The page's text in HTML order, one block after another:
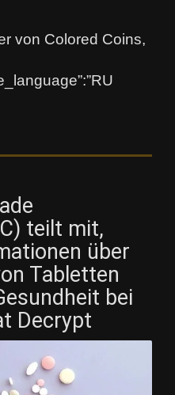
von Colored Coins,
teilt mit,
über
Tabletten
bei
Decrypt